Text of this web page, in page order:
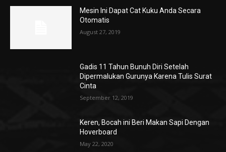
Mesin Ini Dapat Cat Kuku Anda Secara
Otomatis
August 27, 2019
Gadis 11 Tahun Bunuh Diri Setelah
Dipermalukan Gurunya Karena Tulis Surat
Cinta
September 12, 2019
Keren, Bocah ini Beri Makan Sapi Dengan
Hoverboard
May 22, 2020